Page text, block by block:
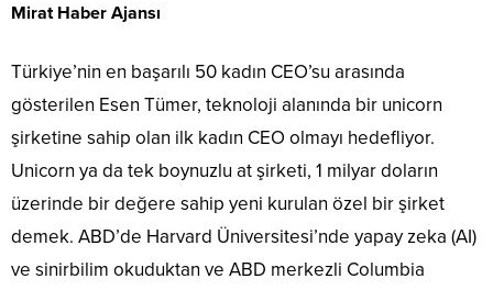
Mirat Haber Ajansı
Türkiye’nin en başarılı 50 kadın CEO’su arasında
gösterilen Esen Tümer, teknoloji alanında bir unicorn
şirketine sahip olan ilk kadın CEO olmayı hedefliyor.
Unicorn ya da tek boynuzlu at şirketi, 1 milyar doların
üzerinde bir değere sahip yeni kurulan özel bir şirket
demek. ABD’de Harvard Üniversitesi’nde yapay zeka (AI)
ve sinirbilim okuduktan ve ABD merkezli Columbia